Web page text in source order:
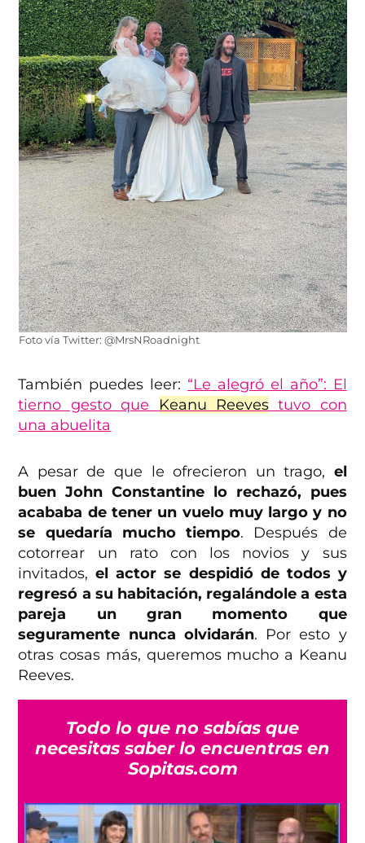
Foto vía Twitter: @MrsNRoadnight
También puedes leer: “Le alegró el año”: El
tierno gesto que
Keanu Reevestuvo con
una abuelita
A pesar de que le ofrecieron un trago, el
buen John Constantine lo rechazó, pues
acababa de tener un vuelo muy largo y no
se quedaría mucho tiempo. Después de
cotorrear un rato con los novios y sus
invitados,el actor se despidió de todos y
regresó a su habitación, regalándole a esta
pareja un gran momento que
seguramente nunca olvidarán. Por esto y
otras cosas más, queremos mucho a Keanu
Reeves.
Todo lo que no sabías que
necesitas saber lo encuentras en
Sopitas.com